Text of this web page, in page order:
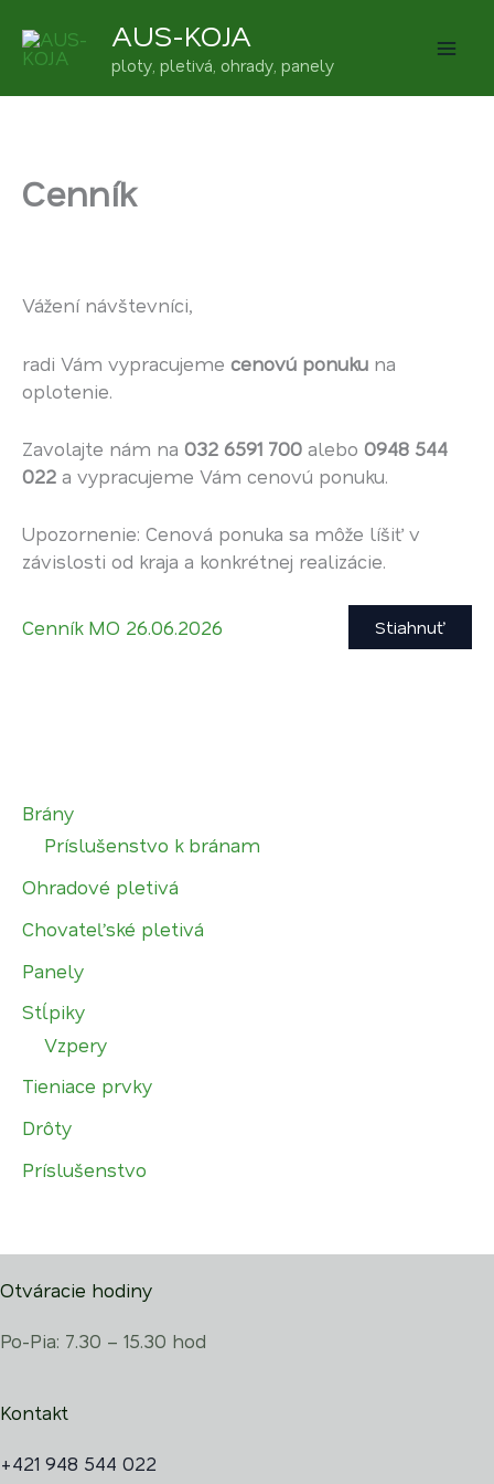
obsah
AUS-KOJA
ploty, pletivá, ohrady, panely
Brány
Príslušenstvo k bránam
Ohradové pletivá
Chovateľské pletivá
Panely
Stĺpiky
Vzpery
Tieniace prvky
Drôty
Príslušenstvo
Cenník
Vážení návštevníci,
radi Vám vypracujeme cenovú ponuku na
oplotenie.
Zavolajte nám na 032 6591 700 alebo 0948 544
022 a vypracujeme Vám cenovú ponuku.
Upozornenie: Cenová ponuka sa môže líšiť v
závislosti od kraja a konkrétnej realizácie.
Cenník MO 26.06.2026 Stiahnuť
Otváracie hodiny
Po-Pia: 7.30 – 15.30 hod
Kontakt
+421 948 544 022